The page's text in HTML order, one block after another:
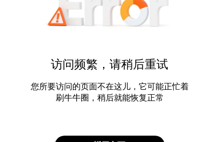
访问频繁，请稍后重试
您所要访问的页面不在这儿，它可能正忙着
刷牛牛圈，稍后就能恢复正常